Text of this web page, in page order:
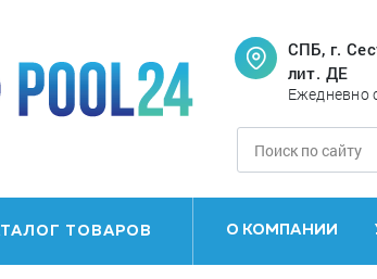
СПБ, г.
лит. ДЕ
Ежедневно
ТОВАРОВ О КОМПАНИИ